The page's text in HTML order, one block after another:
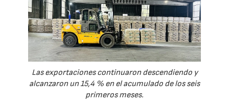
Las exportaciones continuaron descendiendo y
alcanzaron un 15,4 % en el acumulado de los seis
primeros meses.